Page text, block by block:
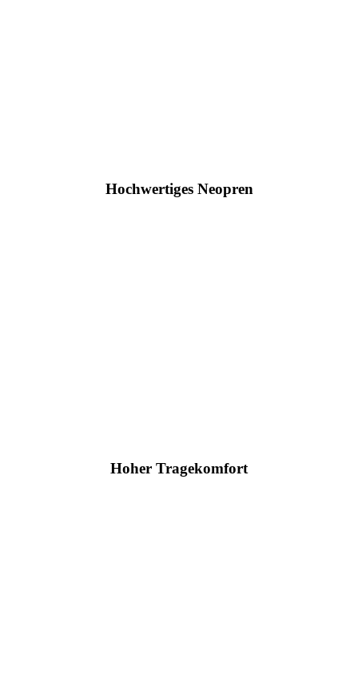
Hochwertiges Neopren
Hoher Tragekomfort